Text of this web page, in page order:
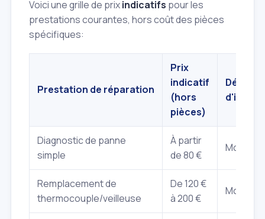
Voici une grille de prixindicatifs pour les
prestations courantes, hors coût des pièces
spécifiques:
Prestation de réparation
Prix
indicatif
(hors
pièces)
Délai
Diagnostic de panne
simple
À partir
de 80 €
Moins
Remplacement de
thermocouple/veilleuse
De 120 €
à 200 €
Moins